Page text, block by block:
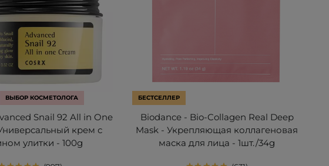
ВЫБОР КОСМЕТОЛОГА
Snail 92 All in One
крем с
улитки - 100g
БЕСТСЕЛЛЕР
Biodance - Bio-Collagen Real Deep
Mask - Укрепляющая коллагеновая
маска для лица - 1шт./34g